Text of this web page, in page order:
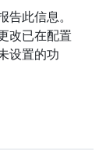
此信息。
改已在配置
设置的功